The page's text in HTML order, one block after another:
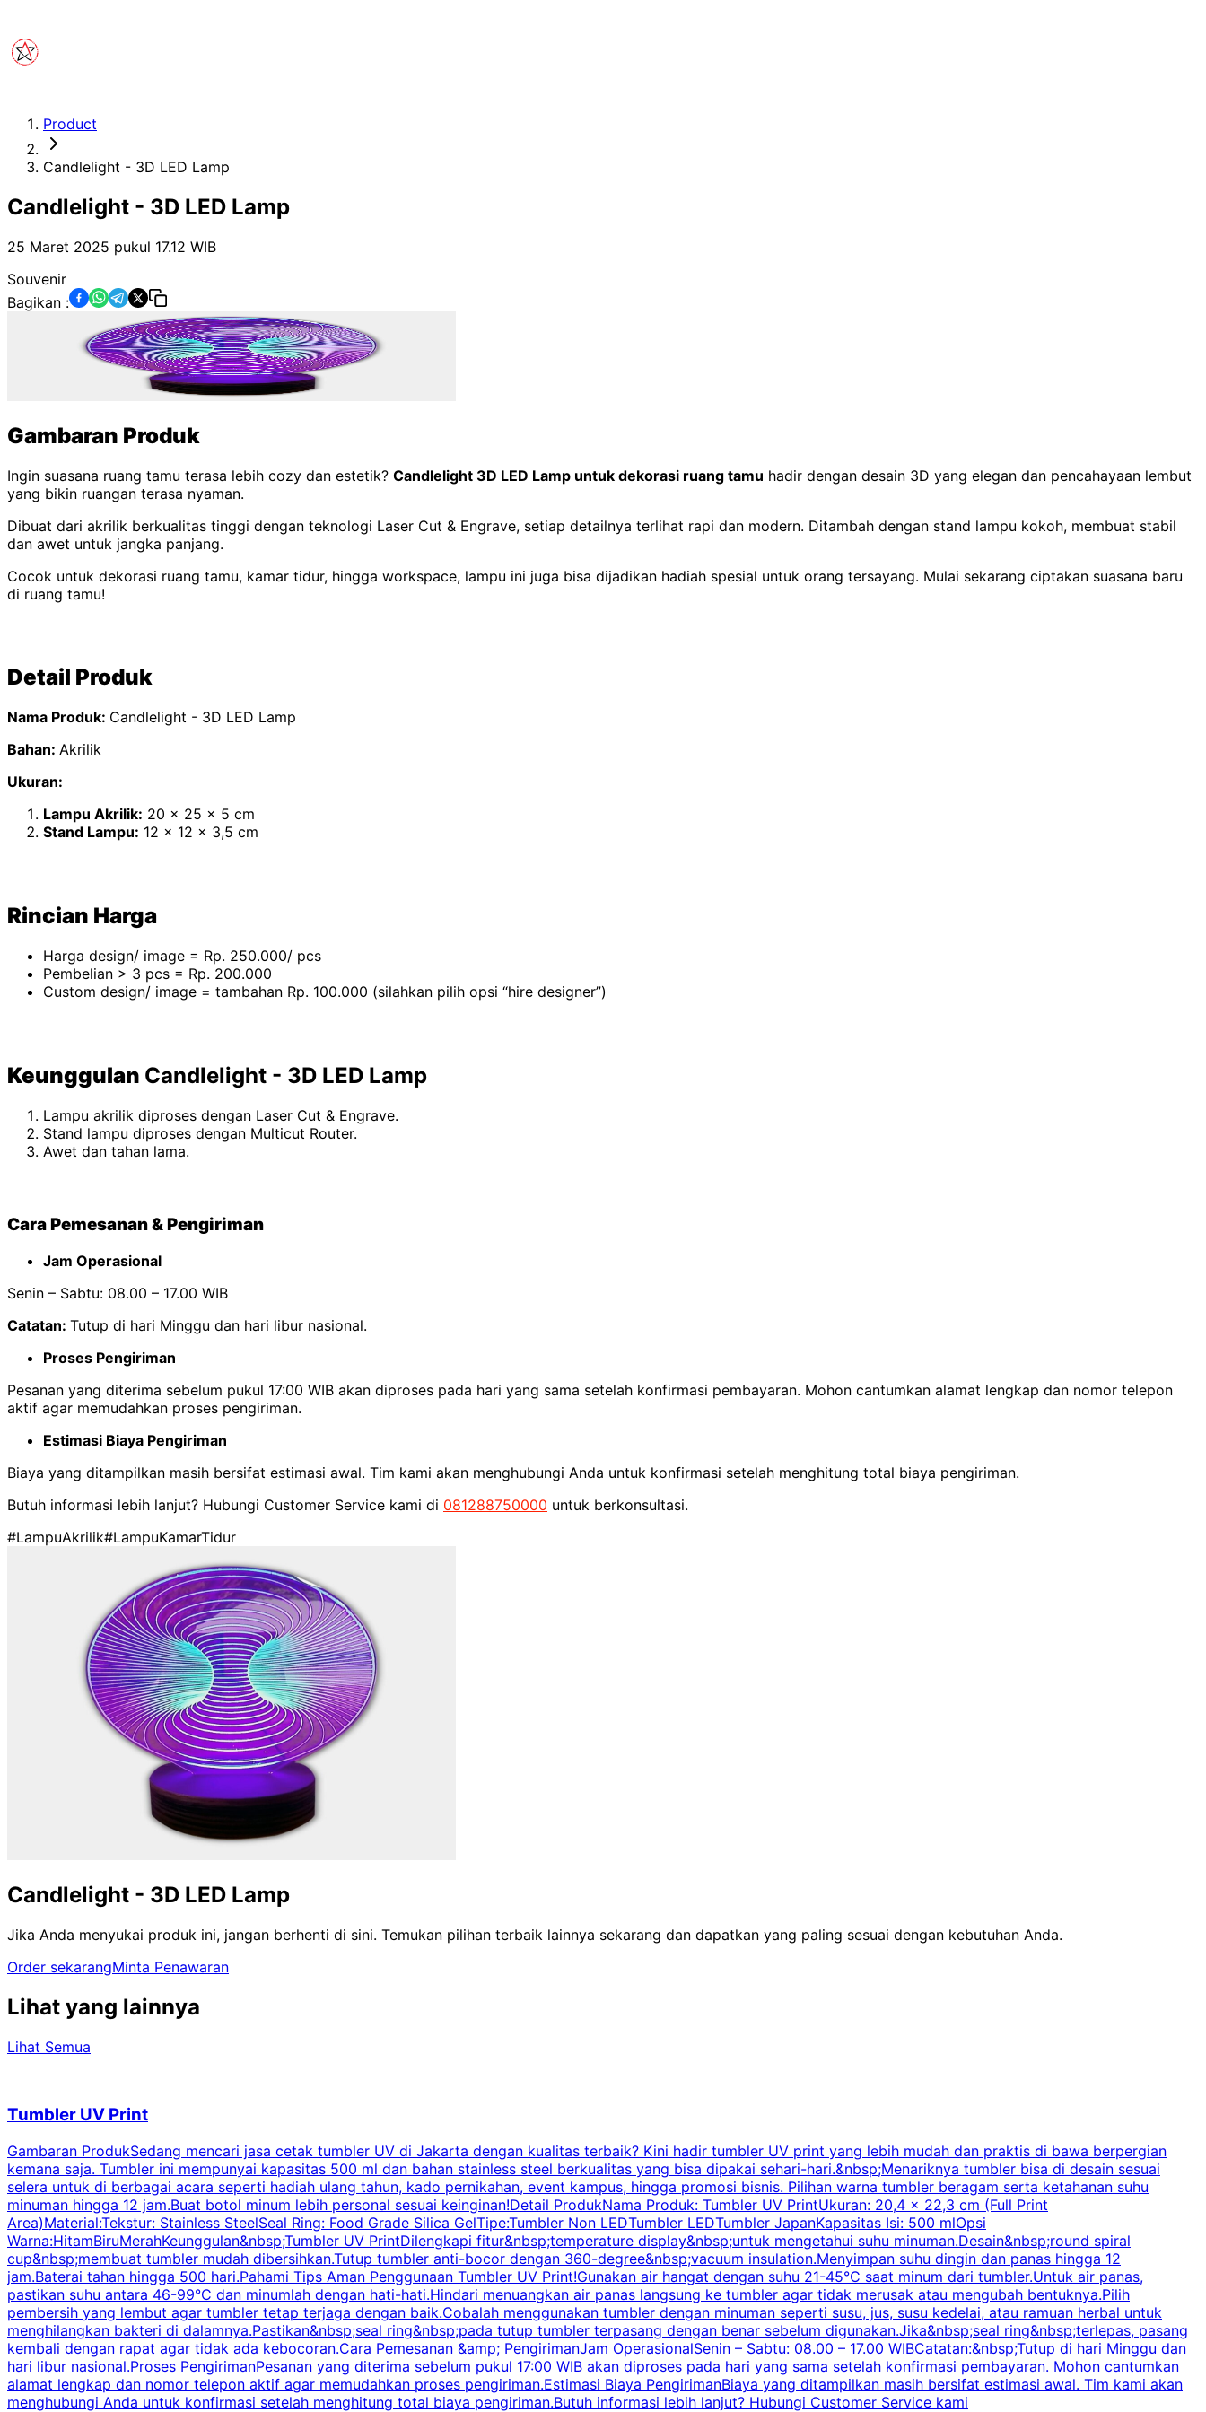
Product
Candlelight - 3D LED Lamp
Candlelight - 3D LED Lamp
25 Maret 2025 pukul 17.12 WIB
Souvenir
Bagikan :
Gambaran Produk
Ingin suasana ruang tamu terasa lebih cozy dan estetik? Candlelight 3D LED Lamp untuk dekorasi ruang tamu hadir dengan desain 3D yang elegan dan pencahayaan lembut
yang bikin ruangan terasa nyaman.
Dibuat dari akrilik berkualitas tinggi dengan teknologi Laser Cut & Engrave, setiap detailnya terlihat rapi dan modern. Ditambah dengan stand lampu kokoh, membuat stabil
dan awet untuk jangka panjang.
Cocok untuk dekorasi ruang tamu, kamar tidur, hingga workspace, lampu ini juga bisa dijadikan hadiah spesial untuk orang tersayang. Mulai sekarang ciptakan suasana baru
di ruang tamu!
Detail Produk
Nama Produk: Candlelight - 3D LED Lamp
Bahan: Akrilik
Ukuran:
Lampu Akrilik: 20 x 25 x 5 cm
Stand Lampu: 12 x 12 x 3,5 cm
Rincian Harga
Harga design/ image = Rp. 250.000/ pcs
Pembelian > 3 pcs = Rp. 200.000
Custom design/ image = tambahan Rp. 100.000 (silahkan pilih opsi “hire designer”)
Keunggulan Candlelight - 3D LED Lamp
Lampu akrilik diproses dengan Laser Cut & Engrave.
Stand lampu diproses dengan Multicut Router.
Awet dan tahan lama.
Cara Pemesanan & Pengiriman
Jam Operasional
Senin – Sabtu: 08.00 – 17.00 WIB
Catatan: Tutup di hari Minggu dan hari libur nasional.
Proses Pengiriman
Pesanan yang diterima sebelum pukul 17:00 WIB akan diproses pada hari yang sama setelah konfirmasi pembayaran. Mohon cantumkan alamat lengkap dan nomor telepon
aktif agar memudahkan proses pengiriman.
Estimasi Biaya Pengiriman
Biaya yang ditampilkan masih bersifat estimasi awal. Tim kami akan menghubungi Anda untuk konfirmasi setelah menghitung total biaya pengiriman.
Butuh informasi lebih lanjut? Hubungi Customer Service kami di 081288750000 untuk berkonsultasi.
#LampuAkrilik#LampuKamarTidur
Candlelight - 3D LED Lamp
Jika Anda menyukai produk ini, jangan berhenti di sini. Temukan pilihan terbaik lainnya sekarang dan dapatkan yang paling sesuai dengan kebutuhan Anda.
Order sekarangMinta Penawaran
Lihat yang lainnya
Lihat Semua
Tumbler UV Print
Gambaran ProdukSedang mencari jasa cetak tumbler UV di Jakarta dengan kualitas terbaik? Kini hadir tumbler UV print yang lebih mudah dan praktis di bawa berpergian
kemana saja. Tumbler ini mempunyai kapasitas 500 ml dan bahan stainless steel berkualitas yang bisa dipakai sehari-hari.&nbsp;Menariknya tumbler bisa di desain sesuai
selera untuk di berbagai acara seperti hadiah ulang tahun, kado pernikahan, event kampus, hingga promosi bisnis. Pilihan warna tumbler beragam serta ketahanan suhu
minuman hingga 12 jam.Buat botol minum lebih personal sesuai keinginan!Detail ProdukNama Produk: Tumbler UV PrintUkuran: 20,4 x 22,3 cm (Full Print
Area)Material:Tekstur: Stainless SteelSeal Ring: Food Grade Silica GelTipe:Tumbler Non LEDTumbler LEDTumbler JapanKapasitas Isi: 500 mlOpsi
Warna:HitamBiruMerahKeunggulan&nbsp;Tumbler UV PrintDilengkapi fitur&nbsp;temperature display&nbsp;untuk mengetahui suhu minuman.Desain&nbsp;round spiral
cup&nbsp;membuat tumbler mudah dibersihkan.Tutup tumbler anti-bocor dengan 360-degree&nbsp;vacuum insulation.Menyimpan suhu dingin dan panas hingga 12
jam.Baterai tahan hingga 500 hari.Pahami Tips Aman Penggunaan Tumbler UV Print!Gunakan air hangat dengan suhu 21-45°C saat minum dari tumbler.Untuk air panas,
pastikan suhu antara 46-99°C dan minumlah dengan hati-hati.Hindari menuangkan air panas langsung ke tumbler agar tidak merusak atau mengubah bentuknya.Pilih
pembersih yang lembut agar tumbler tetap terjaga dengan baik.Cobalah menggunakan tumbler dengan minuman seperti susu, jus, susu kedelai, atau ramuan herbal untuk
menghilangkan bakteri di dalamnya.Pastikan&nbsp;seal ring&nbsp;pada tutup tumbler terpasang dengan benar sebelum digunakan.Jika&nbsp;seal ring&nbsp;terlepas, pasang
kembali dengan rapat agar tidak ada kebocoran.Cara Pemesanan &amp; PengirimanJam OperasionalSenin – Sabtu: 08.00 – 17.00 WIBCatatan:&nbsp;Tutup di hari Minggu dan
hari libur nasional.Proses PengirimanPesanan yang diterima sebelum pukul 17:00 WIB akan diproses pada hari yang sama setelah konfirmasi pembayaran. Mohon cantumkan
alamat lengkap dan nomor telepon aktif agar memudahkan proses pengiriman.Estimasi Biaya PengirimanBiaya yang ditampilkan masih bersifat estimasi awal. Tim kami akan
menghubungi Anda untuk konfirmasi setelah menghitung total biaya pengiriman.Butuh informasi lebih lanjut? Hubungi Customer Service kami